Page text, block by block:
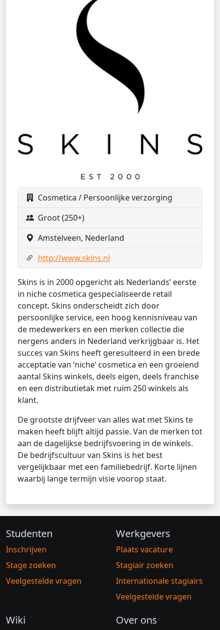
Cosmetica / Persoonlijke verzorging
Groot (250+)
Amstelveen, Nederland
http://www.skins.nl
Skins is in 2000 opgericht als Nederlands’ eerste
in niche cosmetica gespecialiseerde retail
concept. Skins onderscheidt zich door
persoonlijke service, een hoog kennisniveau van
de medewerkers en een merken collectie die
nergens anders in Nederland verkrijgbaar is. Het
succes van Skins heeft geresulteerd in een brede
acceptatie van ‘niche’ cosmetica en een groeiend
aantal Skins winkels, deels eigen, deels franchise
en een distributietak met ruim 250 winkels als
klant.
De grootste drijfveer van alles wat met Skins te
maken heeft blijft altijd passie. Van de merken tot
aan de dagelijkse bedrijfsvoering in de winkels.
De bedrijfscultuur van Skins is het best
vergelijkbaar met een familiebedrijf. Korte lijnen
waarbij lange termijn visie voorop staat.
Studenten
Inschrijven
Stage zoeken
Veelgestelde vragen
Werkgevers
Plaats vacature
Stagiair zoeken
Internationale stagiairs
Veelgestelde vragen
Wiki Over ons